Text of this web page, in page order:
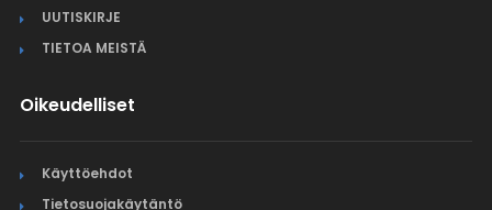
UUTISKIRJE
TIETOA MEISTÄ
Oikeudelliset
Käyttöehdot
Tietosuojakäytäntö